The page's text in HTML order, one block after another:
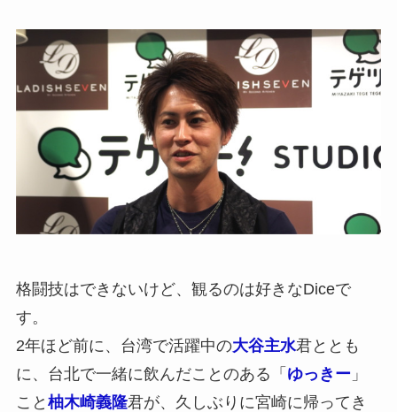
格闘技はできないけど、観るのは好きなDiceで
す。
2年ほど前に、台湾で活躍中の大谷主水君ととも
に、台北で一緒に飲んだことのある「 ゆっきー」
こと 柚木崎義隆君が、久しぶりに宮崎に帰ってき